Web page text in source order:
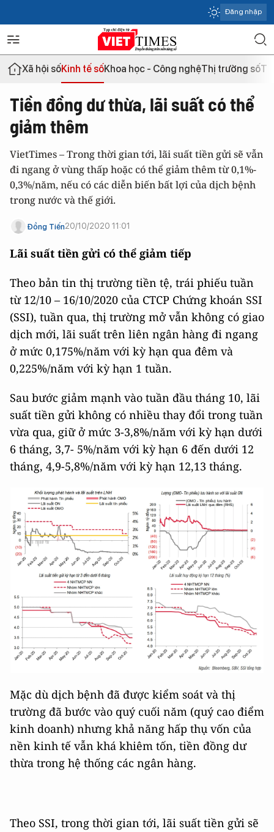
Đăng nhập
Xã hội sốKinh tế sốKhoa học - Công nghệThị trường số
Tiền đồng dư thừa, lãi suất có thể
giảm thêm
VietTimes – Trong thời gian tới, lãi suất tiền gửi sẽ vẫn
đi ngang ở vùng thấp hoặc có thể giảm thêm từ 0,1%-
0,3%/năm, nếu có các diễn biến bất lợi của dịch bệnh
trong nước và thế giới.
Đồng Tiến20/10/2020 11:01
Lãi suất tiền gửi có thể giảm tiếp
Theo bản tin thị trường tiền tệ, trái phiếu tuần
từ 12/10 – 16/10/2020 của CTCP Chứng khoán SSI
(SSI), tuần qua, thị trường mở vẫn không có giao
dịch mới, lãi suất trên liên ngân hàng đi ngang
ở mức 0,175%/năm với kỳ hạn qua đêm và
0,225%/năm với kỳ hạn 1 tuần.
Sau bước giảm mạnh vào tuần đầu tháng 10, lãi
suất tiền gửi không có nhiều thay đổi trong tuần
vừa qua, giữ ở mức 3-3,8%/năm với kỳ hạn dưới
6 tháng, 3,7- 5%/năm với kỳ hạn 6 đến dưới 12
tháng, 4,9-5,8%/năm với kỳ hạn 12,13 tháng.
Mặc dù dịch bệnh đã được kiểm soát và thị
trường đã bước vào quý cuối năm (quý cao điểm
kinh doanh) nhưng khả năng hấp thụ vốn của
nền kinh tế vẫn khá khiêm tốn, tiền đồng dư
thừa trong hệ thống các ngân hàng.
Theo SSI, trong thời gian tới, lãi suất tiền gửi sẽ